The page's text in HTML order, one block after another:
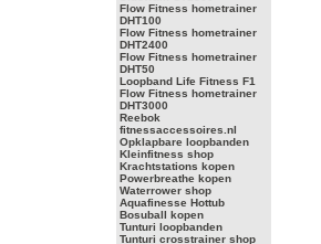
Flow Fitness hometrainer
DHT100
Flow Fitness hometrainer
DHT2400
Flow Fitness hometrainer
DHT50
Loopband Life Fitness F1
Flow Fitness hometrainer
DHT3000
Reebok
fitnessaccessoires.nl
Opklapbare loopbanden
Kleinfitness shop
Krachtstations kopen
Powerbreathe kopen
Waterrower shop
Aquafinesse Hottub
Bosuball kopen
Tunturi loopbanden
Tunturi crosstrainer shop